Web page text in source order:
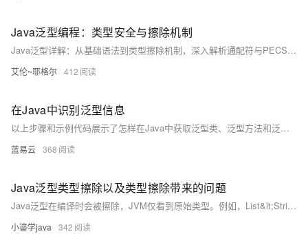
Java泛型编程：类型安全与擦除机制
Java泛型详解：从基础语法到类型擦除机制，深入解析通配符与PECS原则，探讨运行时类型获取技巧及最佳实践，助你掌握泛型精髓，写出更安全、灵活的代码。
艾伦~耶格尔 412
在Java中识别泛型信息
以上步骤和示例代码展示了怎样在Java中获取泛型类、泛型方法和泛型字段的类型参数信息。这些方法利用Java的反射API来绕过类型擦除的限制并访问运行时的类型信息。这对于在运行时进行类型安全的操作是很有帮助的，比如在创建类型安全的集合或者其他复杂数据结构时处理泛型。注意，过度使用反射可能会导致代码难以理解和维护，因此应该在确有必要时才使用反射来获取泛型信息。
蓝易云 368
Java泛型类型擦除以及类型擦除带来的问题
Java泛型在编译时会被擦除，JVM仅看到原始类型。例如，List&lt;String&gt;和List&lt;Integer&gt;在运行时均变为List。通过反射可绕过泛型限制添加任意类型元素，说明泛型信息仅存在于编译阶段。泛型擦除后保留的原始类型通常为Object，若有限定则使用限定类型。此机制引发了一些类型安全问题，但通过编译期检查可在一定程度上避免错误。
小鎏学java 342